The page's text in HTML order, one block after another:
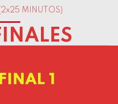
MINUTOS)
1
0
1
2
4